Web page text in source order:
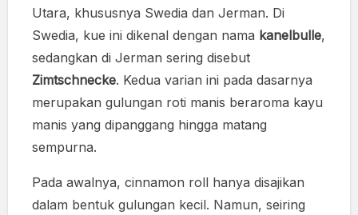
Utara, khususnya Swedia dan Jerman. Di
Swedia, kue ini dikenal dengan nama kanelbulle,
sedangkan di Jerman sering disebut
Zimtschnecke. Kedua varian ini pada dasarnya
merupakan gulungan roti manis beraroma kayu
manis yang dipanggang hingga matang
sempurna.
Pada awalnya, cinnamon roll hanya disajikan
dalam bentuk gulungan kecil. Namun, seiring